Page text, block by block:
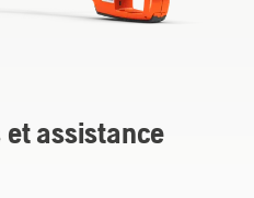
et assistance